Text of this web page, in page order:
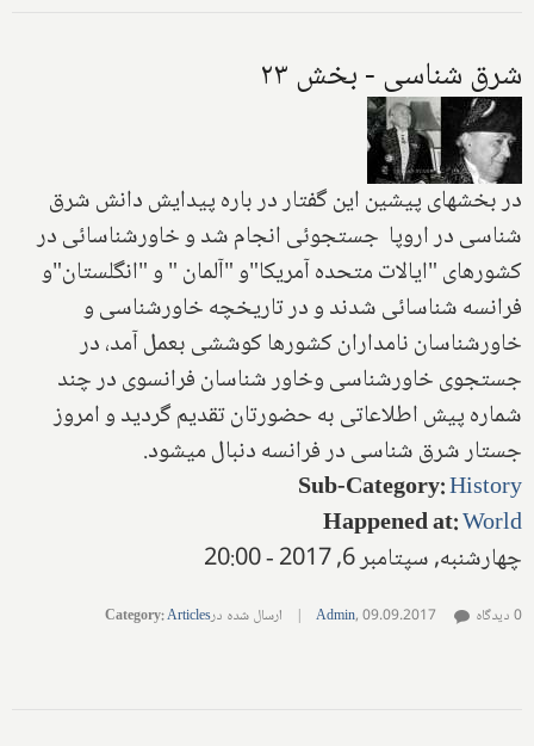
شرق شناسی - بخش ۲۳
در بخشهای پیشین این گفتار در باره پیدایش دانش شرق
شناسی در اروپا جستجوئی انجام شد و خاورشناسائی در
کشورهای "ایالات متحده آمریکا"و "آلمان " و "انگلستان"و
فرانسه شناسائی شدند و در تاریخچه خاورشناسی و
خاورشناسان نامداران کشورها کوششی بعمل آمد، در
جستجوی خاورشناسی وخاور شناسان فرانسوی در چند
شماره پیش اطلاعاتی به حضورتان تقدیم گردید و امروز
جستار شرق شناسی در فرانسه دنبال میشود.
Sub-Category:History
Happened at:World
چهارشنبه, سپتامبر 6, 2017 - 20:00
Admin,09.09.2017
| ارسال شده در Category:Articles 0 دیدگاه